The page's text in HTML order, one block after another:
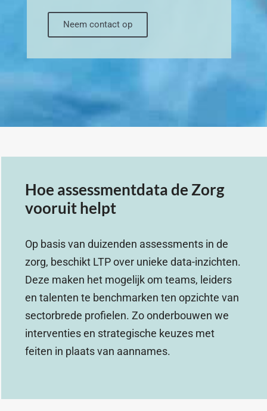
Neem contact op
Hoe assessmentdata de Zorg
vooruit helpt
Op basis van duizenden assessments in de
zorg, beschikt LTP over unieke data-inzichten.
Deze maken het mogelijk om teams, leiders
en talenten te benchmarken ten opzichte van
sectorbrede profielen. Zo onderbouwen we
interventies en strategische keuzes met
feiten in plaats van aannames.